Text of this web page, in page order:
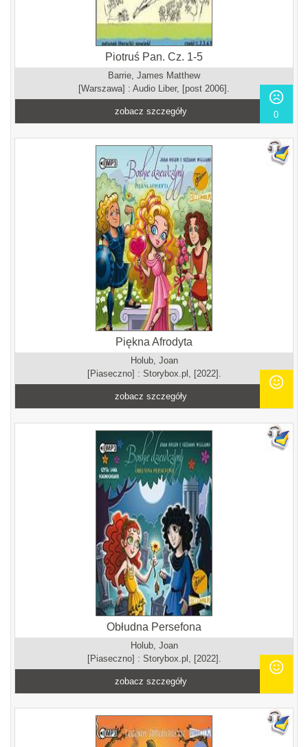
Piotruś Pan. Cz. 1-5
Barrie, James Matthew
[Warszawa] : Audio Liber, [post 2006].
0
zobacz szczegóły
Piękna Afrodyta
Holub, Joan
[Piaseczno] : Storybox.pl, [2022].
zobacz szczegóły
Obłudna Persefona
Holub, Joan
[Piaseczno] : Storybox.pl, [2022].
zobacz szczegóły